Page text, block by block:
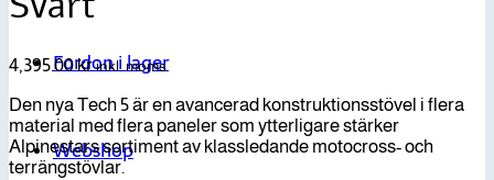
Fordon i lager
Webshop
4,395.00krinkl. moms
Den nya Tech 5 är en avancerad konstruktionsstövel i flera
material med flera paneler som ytterligare stärker
Alpinestars sortiment av klassledande motocross- och
terrängstövlar.